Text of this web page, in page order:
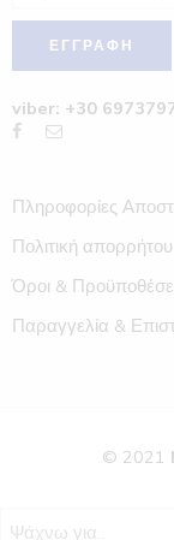
viber: +30
Πληροφορίες
Πολιτική απορρήτου
Όροι &
Παραγγελία &
© 2021